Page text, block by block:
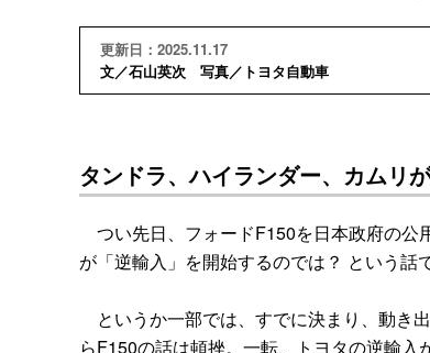
更新日：2025.11.17
文／石山英次 写真／トヨタ自動車
タンドラ、ハイランダー、カムリ
つい先日、フォードF150を日本政府の公
が「逆輸入」を開始するのでは？ という話
というか一部では、すでに決まり、動き
らF150の話は頓挫。一転、トヨタの逆輸入